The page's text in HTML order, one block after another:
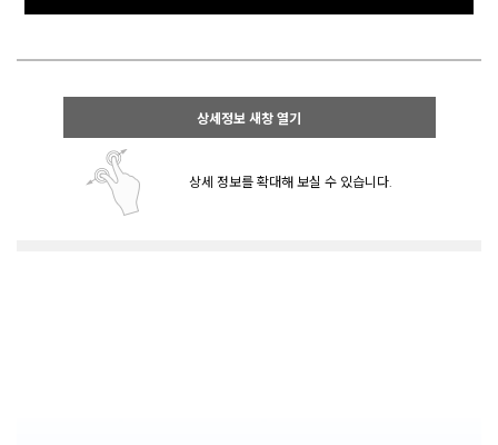
상세정보 새창 열기
상세 정보를 확대해 보실 수 있습니다.